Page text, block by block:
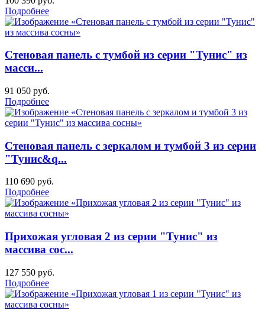
Подробнее
Стеновая панель с тумбой из серии "Тунис" из
масси...
91 050 руб.
Подробнее
Стеновая панель с зеркалом и тумбой 3 из серии
"Тунис&q...
110 690 руб.
Подробнее
Прихожая угловая 2 из серии "Тунис" из
массива сос...
127 550 руб.
Подробнее